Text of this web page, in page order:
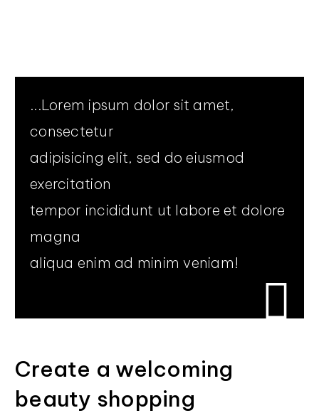
...Lorem ipsum dolor sit amet,
consectetur
adipisicing elit, sed do eiusmod
exercitation
tempor incididunt ut labore et dolore
magna
aliqua enim ad minim veniam!
Create a welcoming
beauty shopping